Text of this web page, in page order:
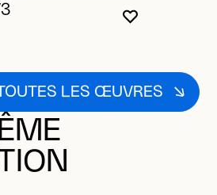
VOUS
FERMER
OUVRIR LA
LES ŒUVRES